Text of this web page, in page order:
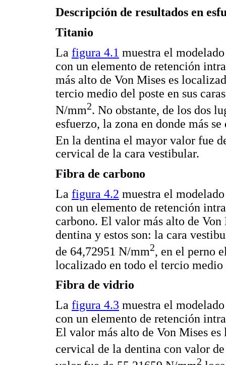
Descripción de resultados en
Titanio
La figura 4.1 muestra el
con un elemento de retención
más alto de Von Mises es
tercio medio del poste en sus
N/mm2. No obstante, de los dos
esfuerzo, la zona en donde más
En la dentina el mayor valor fue
cervical de la cara vestibular.
Fibra de carbono
La figura 4.2 muestra el
con un elemento de retención
carbono. El valor más alto de
dentina y estos son: la cara
de 64,72951 N/mm2, en el perno
localizado en todo el tercio
Fibra de vidrio
La figura 4.3 muestra el
con un elemento de retención
El valor más alto de Von Mises
cervical de la dentina con valor
2